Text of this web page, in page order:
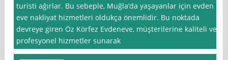
turisti ağırlar. Bu sebeple, Muğla’da yaşayanlar için evden
eve nakliyat hizmetleri oldukça önemlidir. Bu noktada
devreye giren Öz Körfez Evdeneve, müşterilerine kaliteli ve
profesyonel hizmetler sunarak